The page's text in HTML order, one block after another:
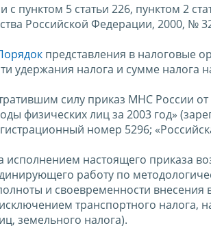
с пунктом 5 статьи 226, пунктом 2
Российской Федерации, 2000, №
представления в налоговые
удержания налога и сумме налога
силу приказ МНС России
физических лиц за 2003 год»
номер 5296;
исполнением настоящего приказа
работу по
и своевременности
транспортного налога,
земельного налога).